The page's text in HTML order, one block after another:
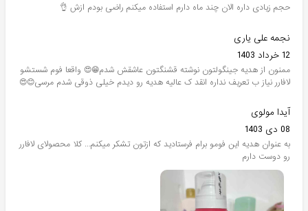
حجم زیادی داره الان چند ماه دارم استفاده میکنم راضی بودم ازش 👌
نجمه علی یاری
12 خرداد 1403
ممنون از هدیه جینگولتون نوشته قشنگتون عاشقش شدم😁😍 واقعا فوم شستشو
لافارر نیاز ب تعریف نداره انقد ک عالیه هدیه رو دیدم خیلی ذوقی شدم مرسی😊😍
آیدا مولوی
08 دی 1403
به عنوان هدیه این فومو برام فرستادید که ازتون تشکر میکنم... کلا محصولای لافارر
رو دوست دارم